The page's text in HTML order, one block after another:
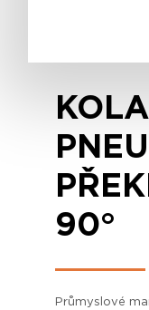
90°
Průmyslové